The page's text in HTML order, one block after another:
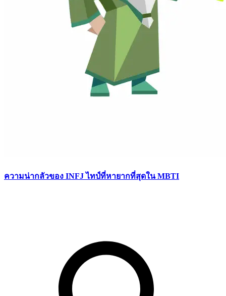
ความน่ากลัวของ INFJ ไทป์ที่หายากที่สุดใน MBTI